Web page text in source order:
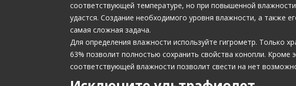
соответствующей температуре, но при повышенной
удастся. Создание необходимого уровня влажности, а также
самая сложная задача.
Для определения влажности используйте гигрометр. Только
63% позволит полностью сохранить свойства конопли. Кроме
соответствующей влажности позволит свести на нет